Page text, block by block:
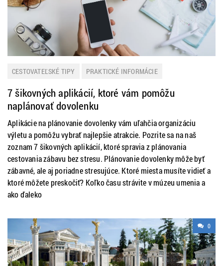
CESTOVATEĽSKÉ TIPY
PRAKTICKÉ INFORMÁCIE
ZAUJÍMAVOSTI
7 šikovných aplikácií, ktoré vám pomôžu
naplánovať dovolenku
Aplikácie na plánovanie dovolenky vám uľahčia organizáciu
výletu a pomôžu vybrať najlepšie atrakcie. Pozrite sa na naš
zoznam 7 šikovných aplikácií, ktoré spravia z plánovania
cestovania zábavu bez stresu. Plánovanie dovolenky môže byť
zábavné, ale aj poriadne stresujúce. Ktoré miesta musíte vidieť a
ktoré môžete preskočiť? Koľko času strávite v múzeu umenia a
ako ďaleko
0